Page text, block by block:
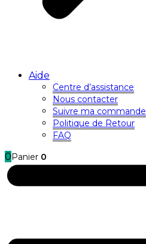
Aide
Centre d’assistance
Nous contacter
Suivre ma commande
Politique de Retour
FAQ
0 Panier 0